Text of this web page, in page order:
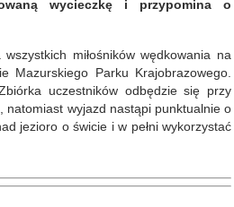
wycieczkę i przypomina o
miłośników wędkowania na
Mazurskiego Parku Krajobrazowego.
uczestników odbędzie się przy
natomiast wyjazd nastąpi punktualnie o
jezioro o świcie i w pełni wykorzystać